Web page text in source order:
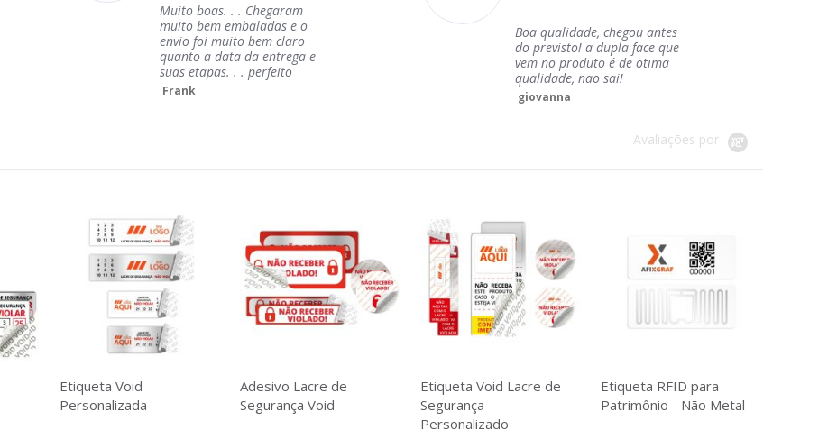
Muito boas. . . Chegaram
muito bem embaladas e o
envio foi muito bem claro
quanto a data da entrega e
suas etapas. . . perfeito
Boa qualidade, chegou antes
do previsto! a dupla face que
vem no produto é de otima
qualidade, nao sai!
giovanna
Avaliações por
Etiqueta Void
Personalizada
Adesivo Lacre de
Segurança Void
Etiqueta Void Lacre de
Segurança
Personalizado
Etiqueta RFID para
Patrimônio - Não Metal